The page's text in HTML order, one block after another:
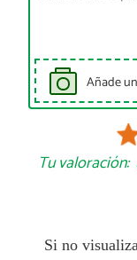
Añade
Tu valoración:
Si no